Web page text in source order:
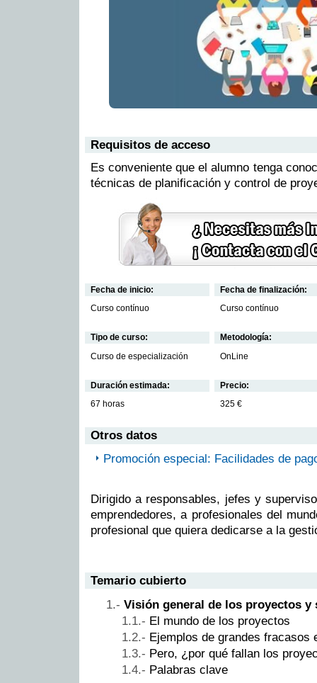
Requisitos de acceso
Es conveniente que el alumno tenga
técnicas de planificación y control de
Fecha de inicio:
Curso contínuo
Fecha de finalización:
Curso contínuo
Tipo de curso:
Curso de especialización
Metodología:
OnLine
Duración estimada:
67 horas
Precio:
325 €
Otros datos
Promoción especial: Facilidades de
Dirigido a responsables, jefes y
emprendedores, a profesionales del
profesional que quiera dedicarse a la
Temario cubierto
Visión general de los proyectos y
El mundo de los proyectos
Ejemplos de grandes fracasos
Pero, ¿por qué fallan los
Palabras clave